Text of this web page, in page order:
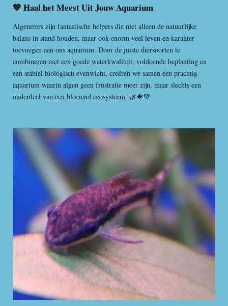
💚 Haal het Meest Uit Jouw Aquarium
Algeneters zijn fantastische helpers die niet alleen de natuurlijke
balans in stand houden, maar ook enorm veel leven en karakter
toevoegen aan ons aquarium. Door de juiste diersoorten te
combineren met een goede waterkwaliteit, voldoende beplanting en
een stabiel biologisch evenwicht, creëren we samen een prachtig
aquarium waarin algen geen frustratie meer zijn, maar slechts een
onderdeel van een bloeiend ecosysteem. 🌿🐠💚